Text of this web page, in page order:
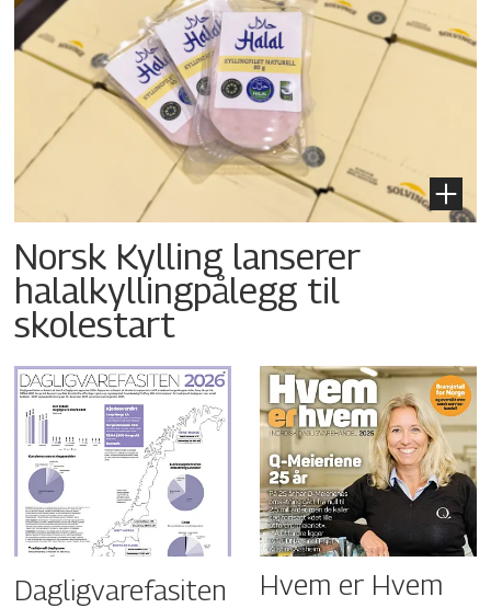
Norsk Kylling lanserer
halalkyllingpålegg til
skolestart
Dagligvarefasiten Hvem er Hvem